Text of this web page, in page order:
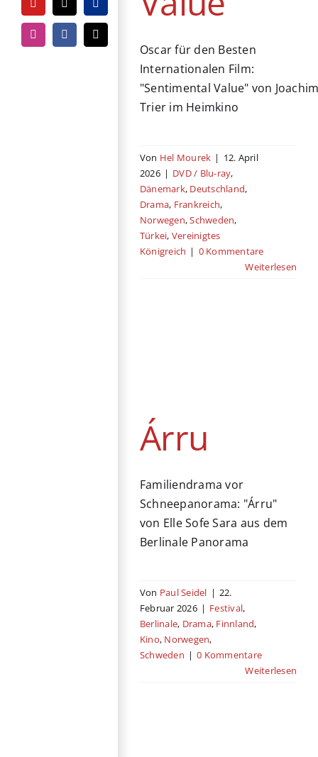
YouTubeTiktokPayPal
InstagramFacebook
E-
Mail
Oscar für den Besten
Internationalen Film:
"Sentimental Value" von
Trier im Heimkino
Von Hel Mourek | 12. April
2026 | DVD / Blu-ray,
Dänemark, Deutschland,
Drama, Frankreich,
Norwegen,Schweden,
Türkei, Vereinigtes
Königreich | 0 Kommentare
Weiterlesen
Árru
Familiendrama vor
Schneepanorama: "Árru"
von Elle Sofe Sara aus dem
Berlinale Panorama
Von Paul Seidel | 22.
Februar 2026 | Festival,
Berlinale, Drama, Finnland,
Kino, Norwegen,
Schweden | 0 Kommentare
Weiterlesen